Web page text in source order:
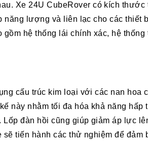
Xe 24U CubeRover có kích
năng lượng và liên lạc cho các thiết
gồm hệ thống lái chính xác, hệ
cấu trúc kim loại với các nan
này nhằm tối đa hóa khả năng
đàn hồi cũng giúp giảm áp lực
sẽ tiến hành các thử nghiệm để